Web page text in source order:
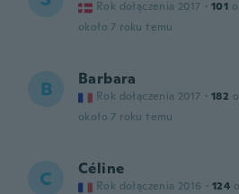
Rok dołączenia 2017 · 101
około 7 roku temu
B Barbara
Rok dołączenia 2017 · 182
około 7 roku temu
C Céline
Rok dołączenia 2016 · 124